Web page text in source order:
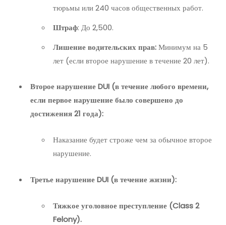
тюрьмы или 240 часов общественных работ.
Штраф: До 2,500.
Лишение водительских прав:Минимум на 5
лет (если второе нарушение в течение 20 лет).
Второе нарушение DUI (в течение любого времени,
если первое нарушение было совершено до
достижения 21 года):
Наказание будет строже чем за обычное второе
нарушение.
Третье нарушение DUI (в течение жизни):
Тяжкое уголовное преступление (Class 2
Felony).